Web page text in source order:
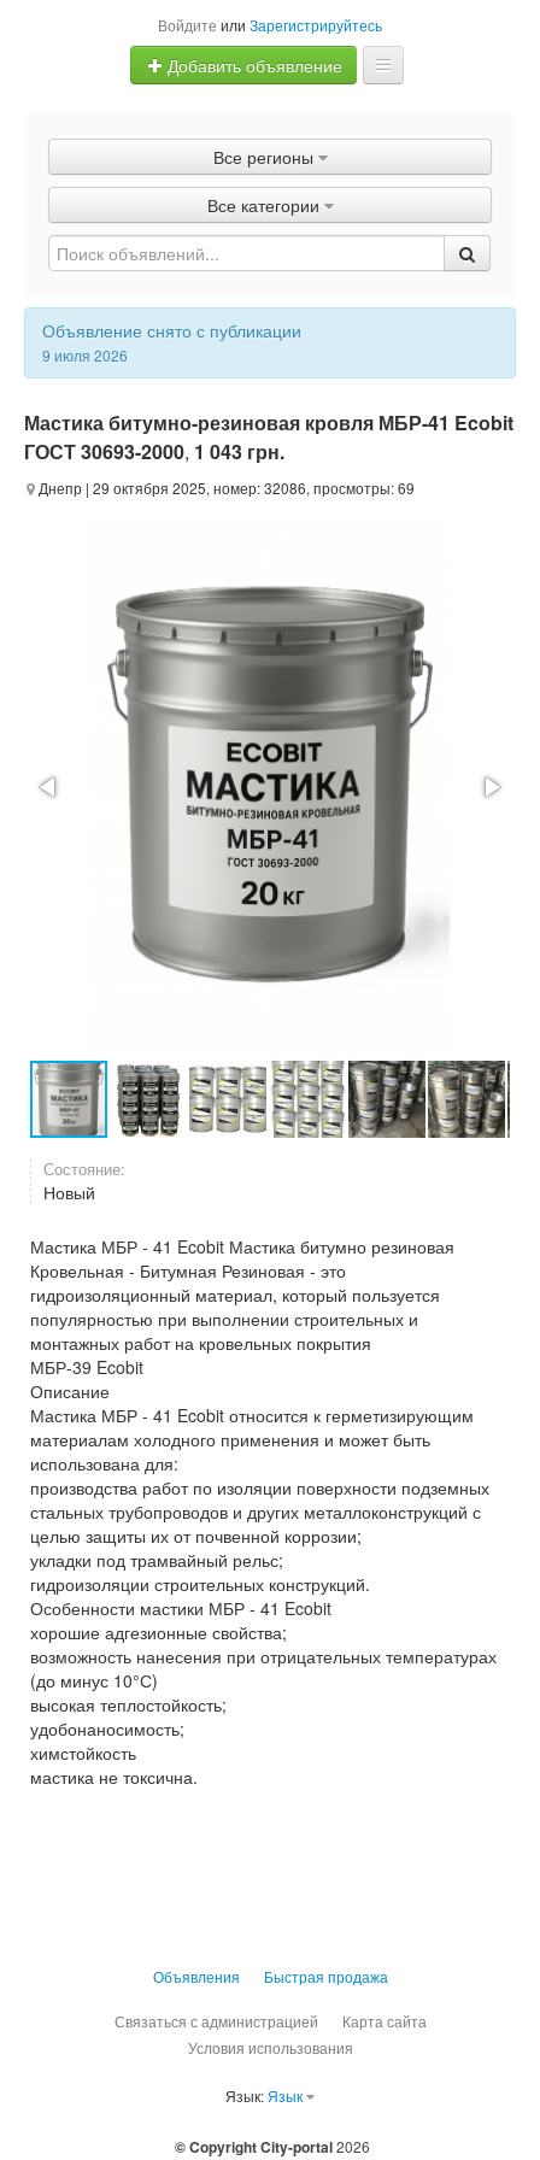
Войдите или Зарегистрируйтесь
Добавить объявление
Объявления
Быстрая продажа
Все регионы
Все категории
Объявление снято с публикации
9 июля 2026
Мастика битумно-резиновая кровля МБР-41 Ecobit
ГОСТ 30693-2000, 1 043 грн.
Днепр | 29 октября 2025, номер: 32086, просмотры: 69
Состояние:
Новый
Мастика МБР - 41 Ecobit Мастика битумно резиновая
Кровельная - Битумная Резиновая - это
гидроизоляционный материал, который пользуется
популярностью при выполнении строительных и
монтажных работ на кровельных покрытия
МБР-39 Ecobit
Описание
Мастика МБР - 41 Ecobit относится к герметизирующим
материалам холодного применения и может быть
использована для:
производства работ по изоляции поверхности подземных
стальных трубопроводов и других металлоконструкций с
целью защиты их от почвенной коррозии;
укладки под трамвайный рельс;
гидроизоляции строительных конструкций.
Особенности мастики МБР - 41 Ecobit
хорошие адгезионные свойства;
возможность нанесения при отрицательных температурах
(до минус 10°С)
высокая теплостойкость;
удобонаносимость;
химстойкость
мастика не токсична.
Объявления Быстрая продажа
Связаться с администрацией
Карта сайта
Условия использования
Язык: Язык
© Copyright City-portal2026